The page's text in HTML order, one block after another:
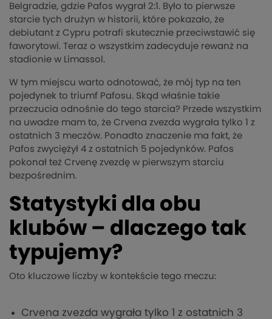
Belgradzie, gdzie Pafos wygrał 2:1. Było to pierwsze
starcie tych drużyn w historii, które pokazało, że
debiutant z Cypru potrafi skutecznie przeciwstawić się
faworytowi. Teraz o wszystkim zadecyduje rewanż na
stadionie w Limassol.
W tym miejscu warto odnotować, że mój typ na ten
pojedynek to triumf Pafosu. Skąd właśnie takie
przeczucia odnośnie do tego starcia? Przede wszystkim
na uwadze mam to, że Crvena zvezda wygrała tylko 1 z
ostatnich 3 meczów. Ponadto znaczenie ma fakt, że
Pafos zwyciężył 4 z ostatnich 5 pojedynków. Pafos
pokonał też Crvenę zvezdę w pierwszym starciu
bezpośrednim.
Statystyki dla obu
klubów – dlaczego tak
typujemy?
Oto kluczowe liczby w kontekście tego meczu:
Crvena zvezda wygrała tylko 1 z ostatnich 3